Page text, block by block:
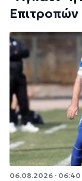
Επιτροπών
06.08.2026 · 06:40